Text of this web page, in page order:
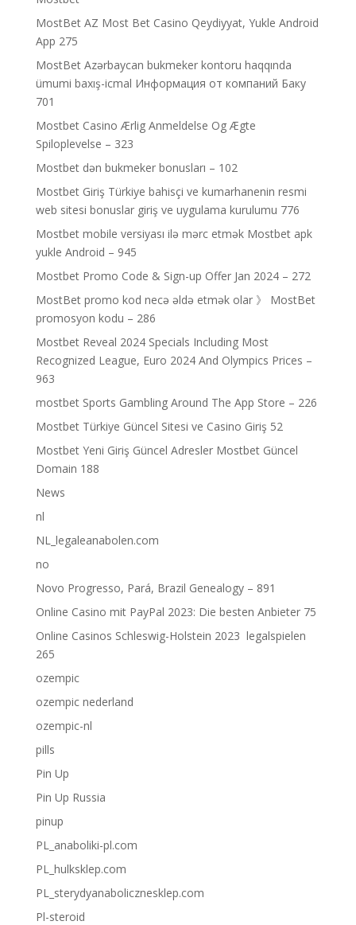
MostBet AZ Most Bet Casino Qeydiyyat, Yukle Android
App 275
MostBet Azərbaycan bukmeker kontoru haqqında
ümumi baxış-icmal Информация от компаний Баку
701
Mostbet Casino Ærlig Anmeldelse Og Ægte
Spiloplevelse – 323
Mostbet dən bukmeker bonusları – 102
Mostbet Giriş Türkiye bahisçi ve kumarhanenin resmi
web sitesi bonuslar giriş ve uygulama kurulumu 776
Mostbet mobile versiyası ilə mərc etmək Mostbet apk
yukle Android – 945
Mostbet Promo Code & Sign-up Offer Jan 2024 – 272
MostBet promo kod necə əldə etmək olar 》 MostBet
promosyon kodu – 286
Mostbet Reveal 2024 Specials Including Most
Recognized League, Euro 2024 And Olympics Prices –
963
‎mostbet Sports Gambling Around The App Store – 226
Mostbet Türkiye Güncel Sitesi ve Casino Giriş 52
Mostbet Yeni Giriş Güncel Adresler Mostbet Güncel
Domain 188
News
nl
NL_legaleanabolen.com
no
Novo Progresso, Pará, Brazil Genealogy – 891
Online Casino mit PayPal 2023: Die besten Anbieter 75
Online Casinos Schleswig-Holstein 2023 ️ legalspielen
265
ozempic
ozempic nederland
ozempic-nl
pills
Pin Up
Pin Up Russia
pinup
PL_anaboliki-pl.com
PL_hulksklep.com
PL_sterydyanabolicznesklep.com
Pl-steroid